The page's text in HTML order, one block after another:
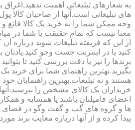
به شعارهای تبلیغاتی اهمیت
های تبلیغاتی است.آنها از صاحبان کالا
وجه ممکن شما را به خرید یک کالا قانع و
معنا نیست که تمام حقیقت با شما در
از این که فریفته تبلیغات شوید درباره
کنید یا در اینترنت جست وجو کنید.یادتان
برندها را نیز با دقت بررسی کنید تا
بگیرید.بهترین راهنمای شما برای خرید
هستند و نه تبلیغات.بهترین راهنمایان
خریداران یک کالای مشخص را
اعضای فامیلتان باشند یا همسایه و
ها و گروه های گپ و گفت وگو در فضای
پیدا کرده و از آنها درباره معایب برند